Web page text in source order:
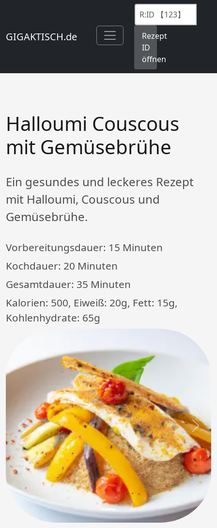
GIGAKTISCH.de
Rezept
ID
öffnen
Halloumi Couscous
mit Gemüsebrühe
Ein gesundes und leckeres Rezept
mit Halloumi, Couscous und
Gemüsebrühe.
Vorbereitungsdauer: 15 Minuten
Kochdauer: 20 Minuten
Gesamtdauer: 35 Minuten
Kalorien: 500, Eiweiß: 20g, Fett: 15g,
Kohlenhydrate: 65g
Previous Next